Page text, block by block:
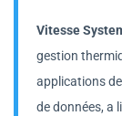
Vitesse
gestion
applications
de données, a